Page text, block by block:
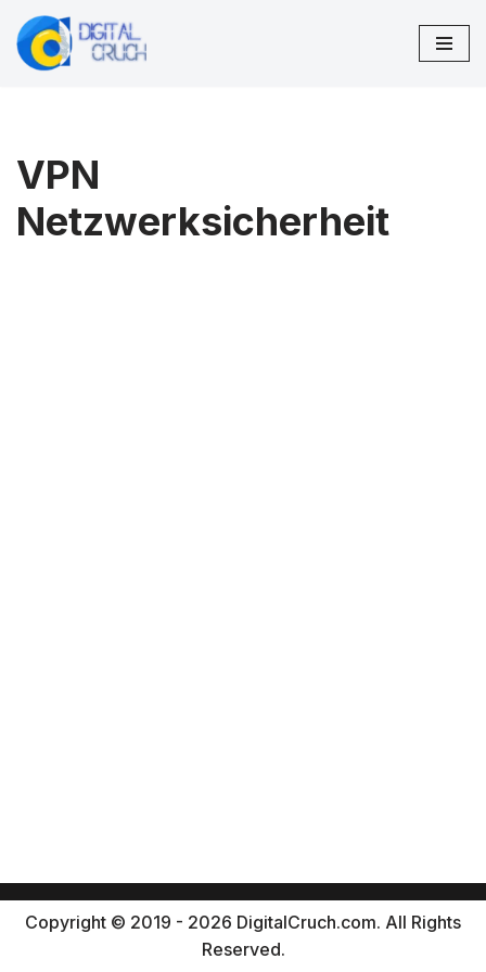
Zum
VPN
Netzwerksicherheit
Copyright © 2019 - 2026 DigitalCruch.com. All Rights
Reserved.